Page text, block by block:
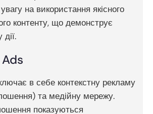
на використання якісного
контенту, що демонструє
в себе контекстну рекламу
та медійну мережу.
показуються